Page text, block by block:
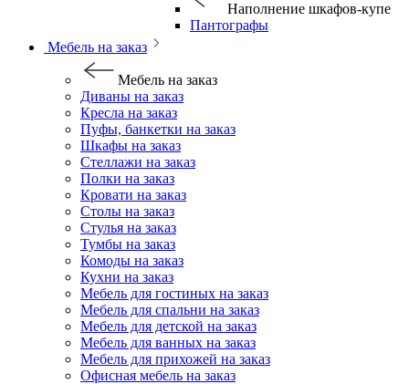
Наполнение шкафов-купе
Пантографы
Мебель на заказ
Мебель на заказ
Диваны на заказ
Кресла на заказ
Пуфы, банкетки на заказ
Шкафы на заказ
Стеллажи на заказ
Полки на заказ
Кровати на заказ
Столы на заказ
Стулья на заказ
Тумбы на заказ
Комоды на заказ
Кухни на заказ
Мебель для гостиных на заказ
Мебель для спальни на заказ
Мебель для детской на заказ
Мебель для ванных на заказ
Мебель для прихожей на заказ
Офисная мебель на заказ